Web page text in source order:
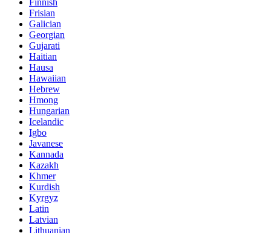
Finnish
Frisian
Galician
Georgian
Gujarati
Haitian
Hausa
Hawaiian
Hebrew
Hmong
Hungarian
Icelandic
Igbo
Javanese
Kannada
Kazakh
Khmer
Kurdish
Kyrgyz
Latin
Latvian
Lithuanian